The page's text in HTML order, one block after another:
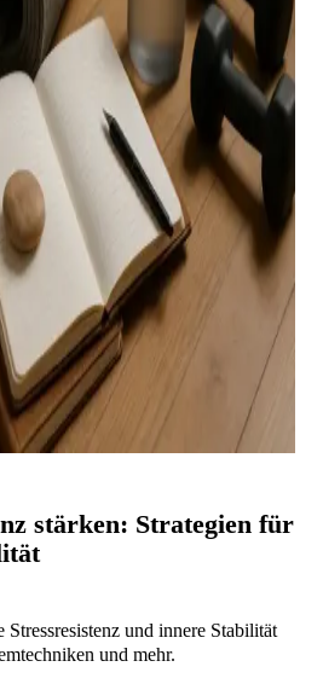
stärken: Strategien für
Stressresistenz und innere Stabilität
und mehr.